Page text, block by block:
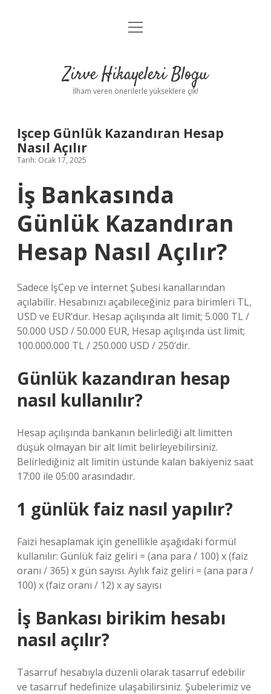
Anasayfa
Yasal Uyarı
menüyü
Zirve Hikayeleri Blogu
İlham veren önerilerle yükseklere çık!
Işcep Günlük Kazandıran Hesap
Nasıl Açılır
Tarih: Ocak 17, 2025
İş Bankasında
Günlük Kazandıran
Hesap Nasıl Açılır?
Sadece İşCep ve İnternet Şubesi kanallarından
açılabilir. Hesabınızı açabileceğiniz para birimleri TL,
USD ve EUR’dur. Hesap açılışında alt limit; 5.000 TL /
50.000 USD / 50.000 EUR, Hesap açılışında üst limit;
100.000.000 TL / 250.000 USD / 250’dir.
Günlük kazandıran hesap
nasıl kullanılır?
Hesap açılışında bankanın belirlediği alt limitten
düşük olmayan bir alt limit belirleyebilirsiniz.
Belirlediğiniz alt limitin üstünde kalan bakiyeniz saat
17:00 ile 05:00 arasındadır.
1 günlük faiz nasıl yapılır?
Faizi hesaplamak için genellikle aşağıdaki formül
kullanılır: Günlük faiz geliri = (ana para / 100) x (faiz
oranı / 365) x gün sayısı. Aylık faiz geliri = (ana para /
100) x (faiz oranı / 12) x ay sayısı
İş Bankası birikim hesabı
nasıl açılır?
Tasarruf hesabıyla düzenli olarak tasarruf edebilir
ve tasarruf hedefinize ulaşabilirsiniz. Şubelerimiz ve